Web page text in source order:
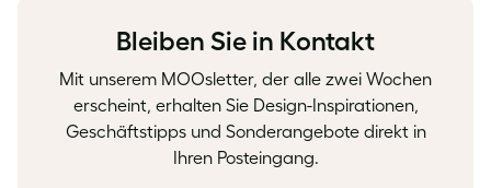
Bleiben Sie in Kontakt
Mit unserem MOOsletter, der alle zwei Wochen
erscheint, erhalten Sie Design-Inspirationen,
Geschäftstipps und Sonderangebote direkt in
Ihren Posteingang.